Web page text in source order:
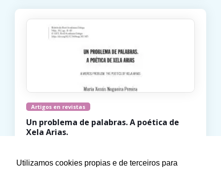
Artigos en revistas
Un problema de palabras. A poética de
Xela Arias.
Utilizamos cookies propias e de terceiros para